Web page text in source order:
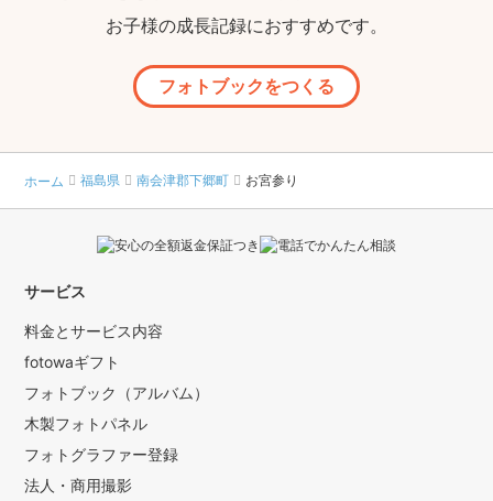
お子様の成長記録におすすめです。
フォトブックをつくる
ホーム 福島県 南会津郡下郷町 お宮参り
サービス
料金とサービス内容
fotowaギフト
フォトブック（アルバム）
木製フォトパネル
フォトグラファー登録
法人・商用撮影